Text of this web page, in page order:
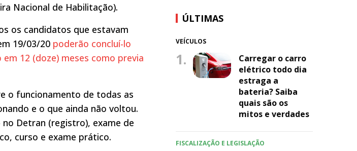
Nacional de Habilitação).
os candidatos que estavam
19/03/20 poderão concluí-lo
12 (doze) meses como previa
o funcionamento de todas as
e o que ainda não voltou.
Detran (registro), exame de
curso e exame prático.
ÚLTIMAS
VEÍCULOS
1.
Carregar o carro
elétrico todo dia
estraga a
bateria? Saiba
quais são os
mitos e verdades
FISCALIZAÇÃO E LEGISLAÇÃO